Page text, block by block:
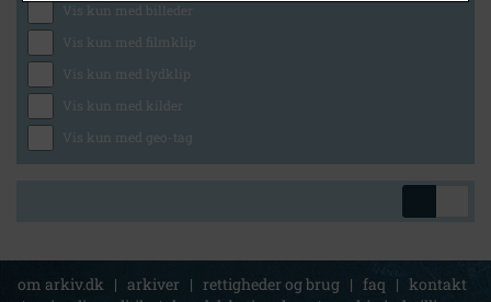
Vis kun med billeder
Vis kun med filmklip
Vis kun med lydklip
Vis kun med kilder
Vis kun med geo-tag
om arkiv.dk | arkiver | rettigheder og brug | faq | kontakt